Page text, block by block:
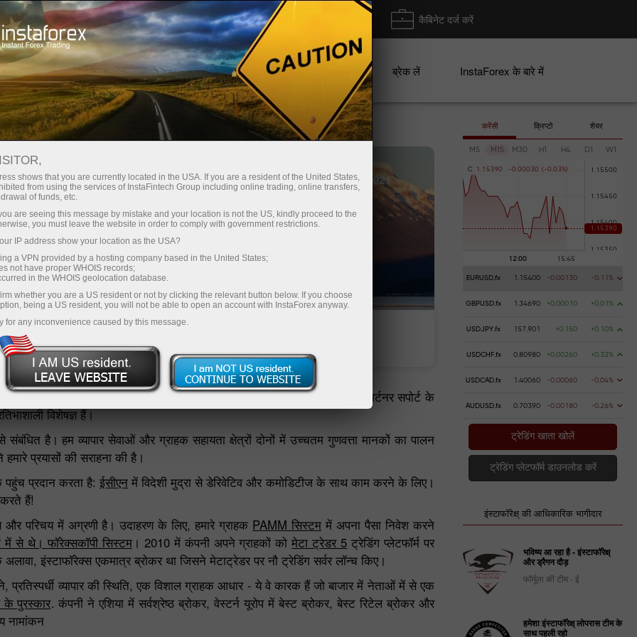
तुरंत खाता खोलना ट्रेडिंग प्लेटफॉर्म कैबिनेट दर्ज करें
के लिए निवेशकों के लिए भागीदारों के लिए अभियान ब्रेक लें InstaForex के बारे में
गई थी।
के
आदि के
ने बड़े
पहुंच
किया।
तक निर्बाध और सुरक्षित पहुंच की गारंटी देता है। हमारी टीम के पास क्लाइंट और पार्टनर सपोर्ट के
विशेषज्ञ हैं।
से संबंधित है। हम व्यापार सेवाओं और ग्राहक सहायता क्षेत्रों दोनों में उच्चतम गुणवत्ता मानकों का पालन
प्रयासों की सराहना की है।
पहुंच प्रदान करता है:ईसीएन में विदेशी मुद्रा से डेरिवेटिव और कमोडिटीज के साथ काम करने के लिए।
हैं!
परिचय में अग्रणी है। उदाहरण के लिए, हमारे ग्राहक PAMM सिस्टम में अपना पैसा निवेश करने
में से थे। फॉरेक्सकॉपी सिस्टम। 2010 में कंपनी अपने ग्राहकों कोमेटा ट्रेडर 5 ट्रेडिंग प्लेटफॉर्म पर
इंस्टाफॉरेक्स एकमात्र ब्रोकर था जिसने मेटाट्रेडर पर नौ ट्रेडिंग सर्वर लॉन्च किए।
प्रतिस्पर्धी व्यापार की स्थिति, एक विशाल ग्राहक आधार - ये वे कारक हैं जो बाजार में नेताओं में से एक
के पुरस्कार. कंपनी ने एशिया में सर्वश्रेष्ठ ब्रोकर, वेस्टर्न यूरोप में बेस्ट ब्रोकर, बेस्ट रिटेल ब्रोकर और
नामांकन
करेंसी क्रिप्टो शेयर
M5 M15 M30 H1 H4 D1 W1
C 1 . 1 5390 -0 .000 30 ( -0 .0 3%
EURUSD.fx 1.15400 -0.00130 -0.11%
GBPUSD.fx 1.34690 +0.00010 +0.01%
USDJPY.fx 157.901 +0.150 +0.10%
USDCHF.fx 0.80980 +0.00260 +0.32%
USDCAD.fx 1.40060 -0.00060 -0.04%
AUDUSD.fx 0.70390 -0.00180 -0.26%
ट्रेडिंग खाता खोलें
ट्रेडिंग प्लेटफॉर्म डाउनलोड करें
इंस्टाफॉरेक्ष् की आधिकारिक भागीदार
भविष्य आ रहा है - इंस्टाफॉरेक्ष्
और ड्रैगन दौड़
फॉर्मूला की टीम - ई
हमेशा इंस्टाफॉरेक्ष् लोपरास टीम के
साथ पहली रहो
shows that you are currently located in the USA. If you are a resident of the United States,
from using the services of InstaFintech Group including online trading, online transfers,
of funds, etc.
are seeing this message by mistake and your location is not the US, kindly proceed to the
you must leave the website in order to comply with government restrictions.
IP address show your location as the USA?
a VPN provided by a hosting company based in the United States;
not have proper WHOIS records;
in the WHOIS geolocation database.
whether you are a US resident or not by clicking the relevant button below. If you choose
being a US resident, you will not be able to open an account with InstaForex anyway.
for any inconvenience caused by this message.